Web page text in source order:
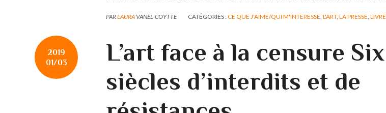
PARLAURA VANEL-COYTTE CATÉGORIES :CE QUE J'AIME/QUI M'INTERESSE L'ART, LA PRESSE LIVRE
2019
01/03
L’art face à la censure Six
siècles d’interdits et de